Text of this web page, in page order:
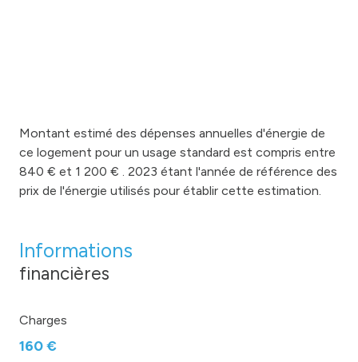
accès handicapé
Montant estimé des dépenses annuelles d'énergie de
ce logement pour un usage standard est compris entre
840 € et 1 200 € . 2023 étant l'année de référence des
prix de l'énergie utilisés pour établir cette estimation.
Informations
financières
Charges
160 €